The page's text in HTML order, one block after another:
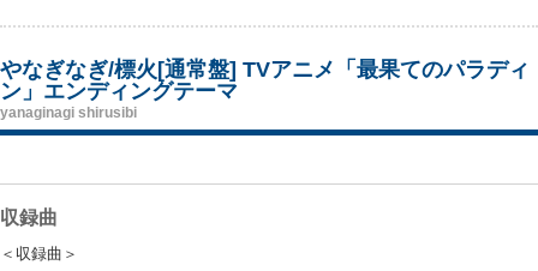
やなぎなぎ/標火[通常盤] TVアニメ「最果てのパラディ
ン」エンディングテーマ
yanaginagi shirusibi
収録曲
＜収録曲＞